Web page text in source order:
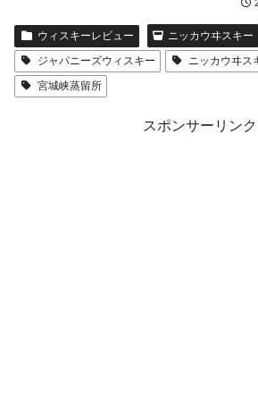
ウィスキーレビュー ニッカウヰスキー
ジャパニーズウィスキー
ニッカウヰス
宮城峡蒸留所
スポンサーリンク